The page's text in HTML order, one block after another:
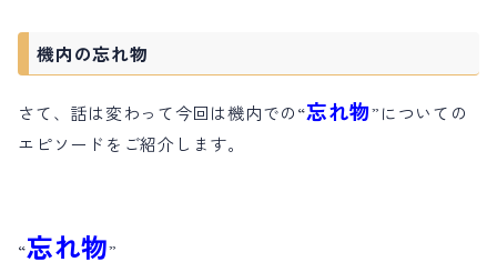
機内の忘れ物
さて、話は変わって今回は機内での“忘れ物”についての
エピソードをご紹介します。
“忘れ物”